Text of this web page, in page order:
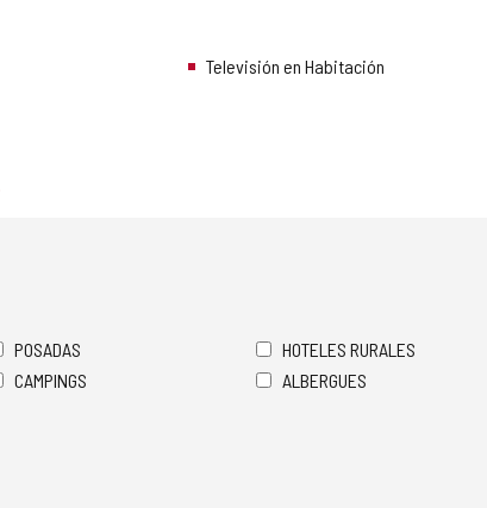
Televisión en Habitación
POSADAS
HOTELES RURALES
CAMPINGS
ALBERGUES